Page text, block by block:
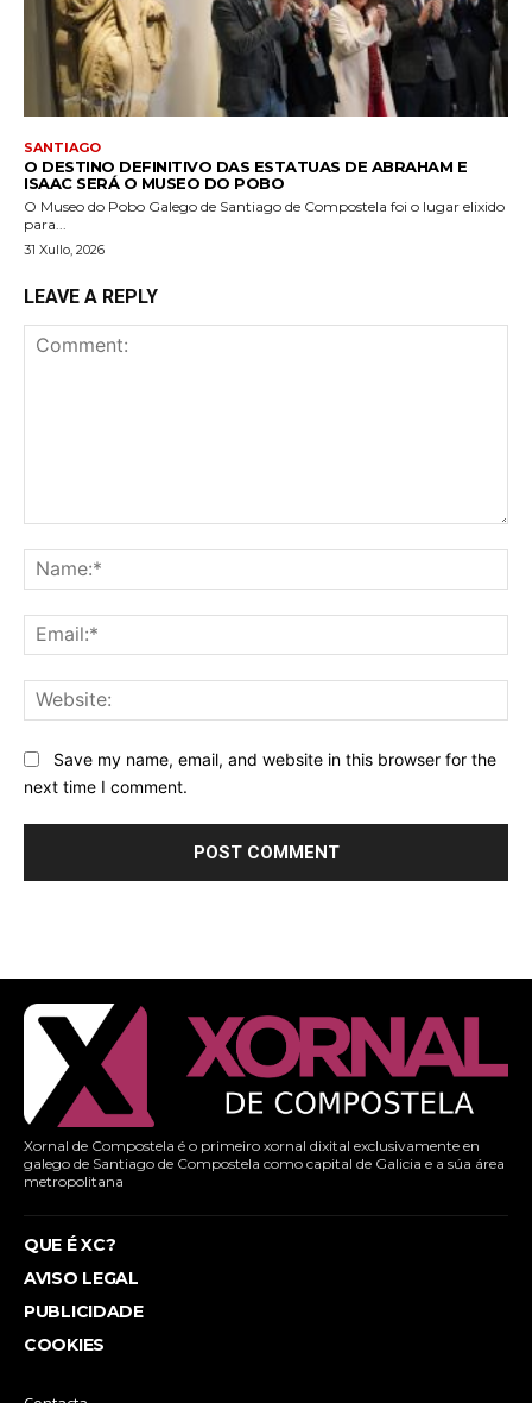
SANTIAGO
O DESTINO DEFINITIVO DAS ESTATUAS DE ABRAHAM E
ISAAC SERÁ O MUSEO DO POBO
O Museo do Pobo Galego de Santiago de Compostela foi o lugar elixido
para...
31 Xullo, 2026
LEAVE A REPLY
Save my name, email, and website in this browser for the
next time I comment.
Xornal de Compostela é o primeiro xornal dixital exclusivamente en
galego de Santiago de Compostela como capital de Galicia e a súa área
metropolitana
QUE É XC?
AVISO LEGAL
PUBLICIDADE
COOKIES